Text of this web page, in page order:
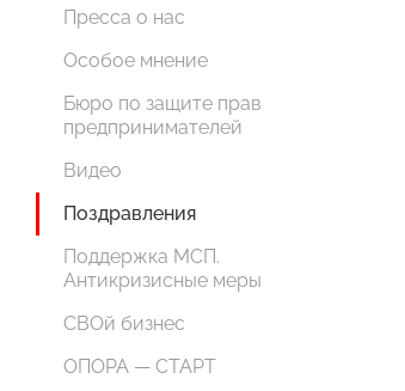
Пресса о нас
Особое мнение
Бюро по защите прав
предпринимателей
Видео
Поздравления
Поддержка МСП.
Антикризисные меры
СВОй бизнес
ОПОРА — СТАРТ